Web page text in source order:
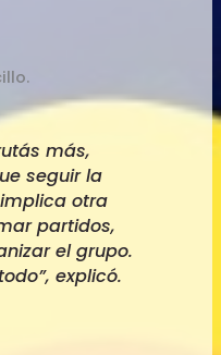
más,
seguir la
otra
partidos,
el grupo.
explicó.